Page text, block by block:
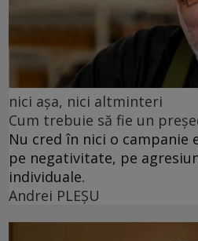
nici așa, nici altminteri
Cum trebuie să fie un
Nu cred în nici o
pe negativitate, pe
individuale.
Andrei PLEŞU